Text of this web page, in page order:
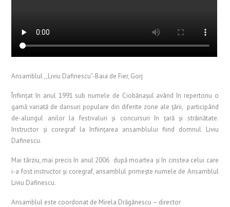
Ansamblul ,,Liviu Dafinescu”-Baia de Fier, Gorj
Înființat în anul 1991 sub numele de Ciobănașul având în repertoriu o
gamă variată de dansuri populare din diferite zone ale țării, participând
de-alungul anilor la festivaluri și concursuri în țară și străinătate.
Instructor și coregraf la înființarea ansamblului fiind domnul Liviu
Dafinescu.
Mai târziu, mai precis în anul 2006 după moartea și în cinstea celui care
i-a fost instructor și coregraf, ansamblul primește numele de Ansamblul
Liviu Dafinescu.
Ansamblul este coordonat de Mirela Drăgănescu – director